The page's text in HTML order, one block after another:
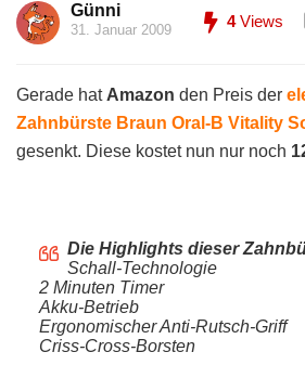
Günni
31. Januar 2009 4Views
Gerade hat Amazon den Preis der
Zahnbürste Braun Oral-B Vitality
gesenkt. Diese kostet nun nur noch
Die Highlights dieser
Schall-Technologie
2 Minuten Timer
Akku-Betrieb
Ergonomischer Anti-Rutsch-Griff
Criss-Cross-Borsten